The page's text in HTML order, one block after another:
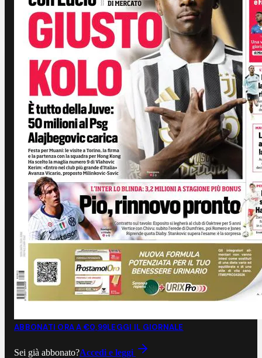
ABBONATI ORA A €0,99LEGGI IL GIORNALE
Sei già abbonato?Accedi e leggi